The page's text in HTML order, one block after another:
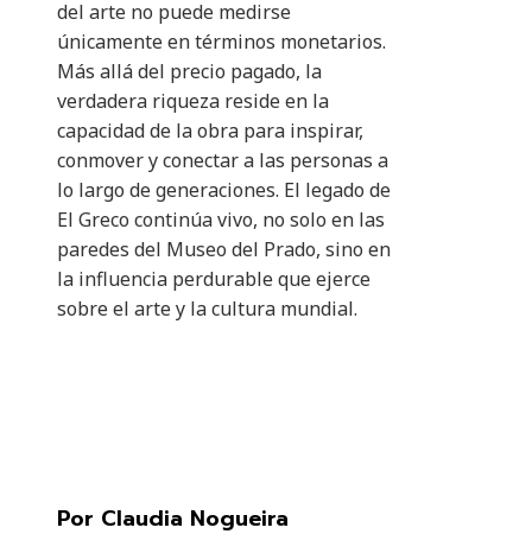
del arte no puede medirse
únicamente en términos monetarios.
Más allá del precio pagado, la
verdadera riqueza reside en la
capacidad de la obra para inspirar,
conmover y conectar a las personas a
lo largo de generaciones. El legado de
El Greco continúa vivo, no solo en las
paredes del Museo del Prado, sino en
la influencia perdurable que ejerce
sobre el arte y la cultura mundial.
Por Claudia Nogueira